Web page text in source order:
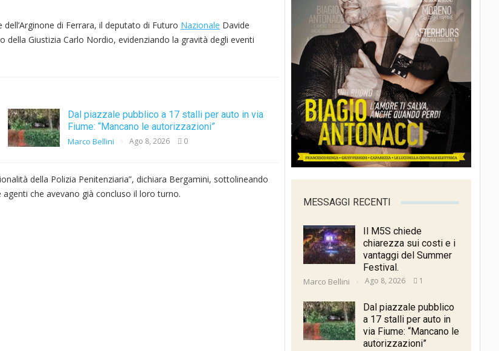
di Ferrara, il deputato di Futuro Nazionale Davide
Giustizia Carlo Nordio, evidenziando la gravità degli eventi
Dal piazzale pubblico a 17 stalli per auto in via
Fiume: “Mancano le autorizzazioni”
Marco Bellini Ago 8, 2026 0
della Polizia Penitenziaria”, dichiara Bergamini, sottolineando
che avevano già concluso il loro turno.
MESSAGGI RECENTI
Il M5S chiede
chiarezza sui costi e i
vantaggi del Summer
Festival.
Marco Bellini Ago 8, 2026 1
Dal piazzale pubblico
a 17 stalli per auto in
via Fiume: “Mancano le
autorizzazioni”